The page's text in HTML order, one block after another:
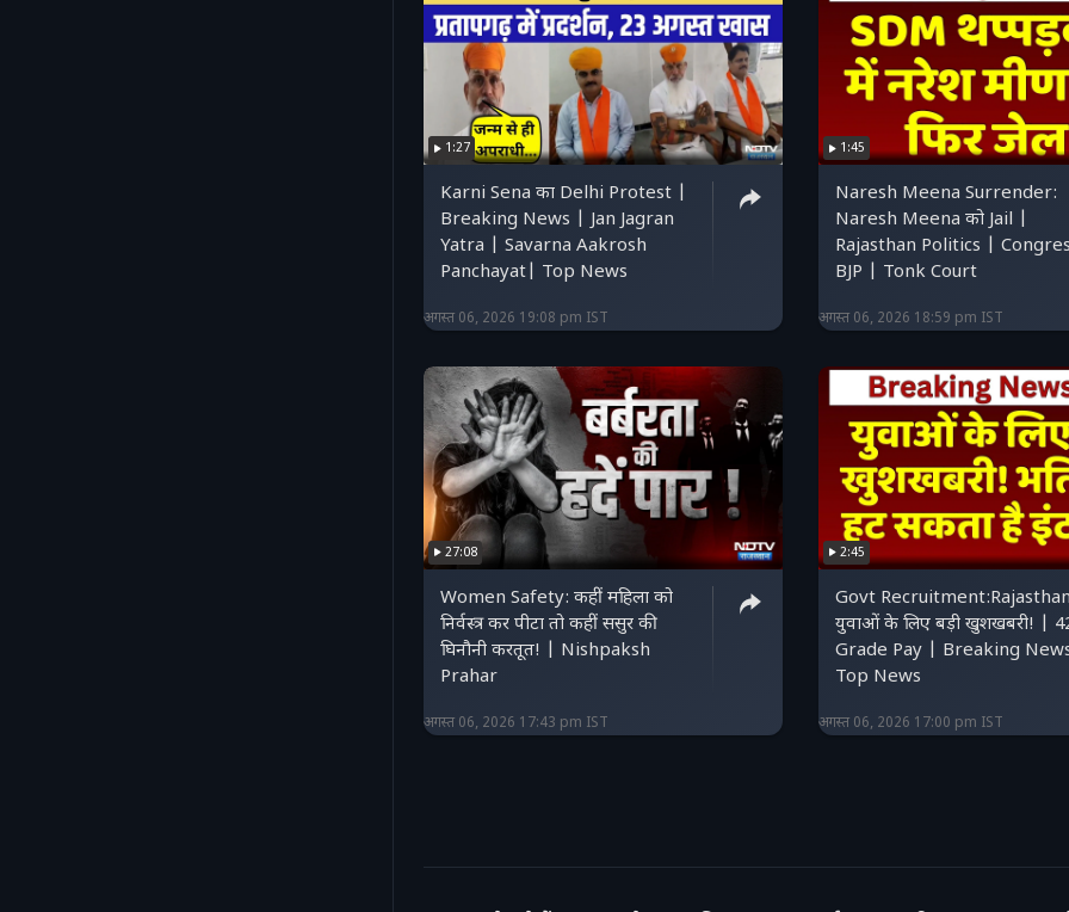
1:27
Karni Sena का Delhi Protest |
Breaking News | Jan Jagran
Yatra | Savarna Aakrosh
Panchayat| Top News
अगस्त 06, 2026 19:08 pm IST
1:45
Naresh Meena Surrender:
Naresh Meena को Jail |
Rajasthan Politics |
BJP | Tonk Court
अगस्त 06, 2026 18:59 pm IST
27:08
Women Safety: कहीं महिला को
निर्वस्त्र कर पीटा तो कहीं ससुर की
घिनौनी करतूत! | Nishpaksh
Prahar
अगस्त 06, 2026 17:43 pm IST
2:45
Govt
युवाओं के लिए बड़ी खुशखबरी! |
Grade Pay | Breaking
Top News
अगस्त 06, 2026 17:00 pm IST